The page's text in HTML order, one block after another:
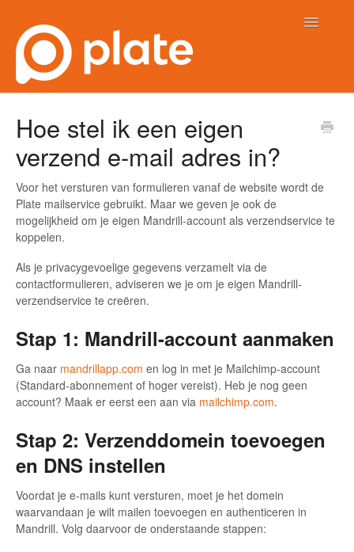
Toggle
Hoe stel ik een eigen
verzend e-mail adres in?
Voor het versturen van formulieren vanaf de website wordt de
Plate mailservice gebruikt. Maar we geven je ook de
mogelijkheid om je eigen Mandrill-account als verzendservice te
koppelen.
Als je privacygevoelige gegevens verzamelt via de
contactformulieren, adviseren we je om je eigen Mandrill-
verzendservice te creëren.
Stap 1: Mandrill-account aanmaken
Ga naar mandrillapp.com en log in met je Mailchimp-account
(Standard-abonnement of hoger vereist). Heb je nog geen
account? Maak er eerst een aan via mailchimp.com.
Stap 2: Verzenddomein toevoegen
en DNS instellen
Voordat je e-mails kunt versturen, moet je het domein
waarvandaan je wilt mailen toevoegen en authenticeren in
Mandrill. Volg daarvoor de onderstaande stappen: